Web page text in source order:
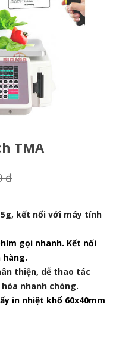
TMA
đ
kết nối với máy tính
gọi nhanh. Kết nối
hàng.
thiện, dễ thao tác
nhanh chóng.
in nhiệt khổ 60x40mm